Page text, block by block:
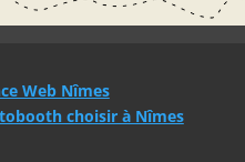
Web Nîmes
choisir à Nîmes